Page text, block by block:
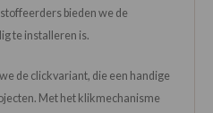
bieden we de
te installeren is.
de clickvariant, die een handige
Met het klikmechanisme